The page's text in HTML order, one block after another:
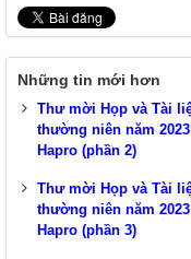
Những tin mới hơn
Thư mời Họp và Tài
thường niên năm
Hapro (phần 2)
Thư mời Họp và Tài
thường niên năm
Hapro (phần 3)